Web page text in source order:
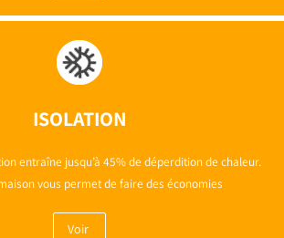
ISOLATION
entraîne jusqu’à 45% de déperdition de chaleur.
vous permet de faire des économies
Voir